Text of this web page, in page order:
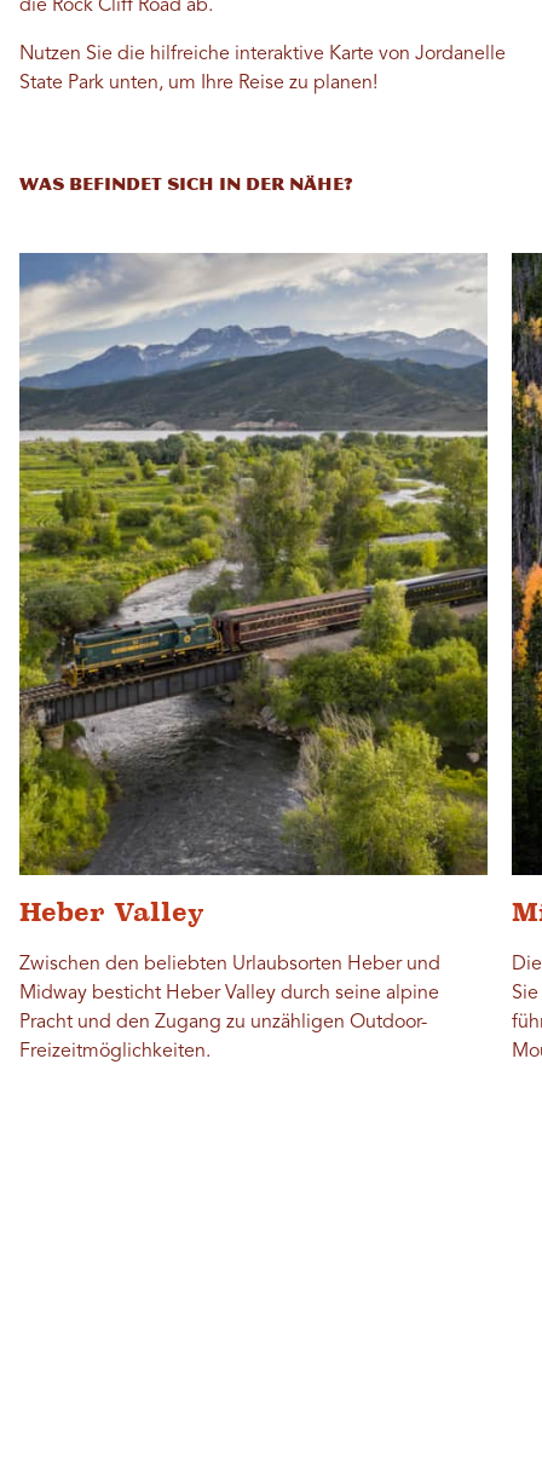
die Rock Cliff Road ab.
Nutzen Sie die hilfreiche interaktive Karte von Jordanelle
State Park unten, um Ihre Reise zu planen!
WAS BEFINDET SICH IN DER NÄHE?
Heber Valley
Zwischen den beliebten Urlaubsorten Heber und
Midway besticht Heber Valley durch seine alpine
Pracht und den Zugang zu unzähligen Outdoor-
Freizeitmöglichkeiten.